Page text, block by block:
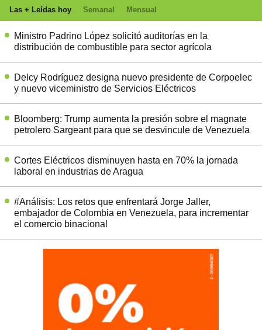
Las + Leídas hoy Semanal Mensual
Ministro Padrino López solicitó auditorías en la
distribución de combustible para sector agrícola
Delcy Rodríguez designa nuevo presidente de Corpoelec
y nuevo viceministro de Servicios Eléctricos
Bloomberg: Trump aumenta la presión sobre el magnate
petrolero Sargeant para que se desvincule de Venezuela
Cortes Eléctricos disminuyen hasta en 70% la jornada
laboral en industrias de Aragua
#Análisis: Los retos que enfrentará Jorge Jaller,
embajador de Colombia en Venezuela, para incrementar
el comercio binacional